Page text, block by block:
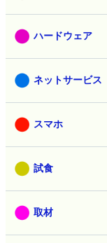
ハードウェア
ネットサービス
スマホ
試食
取材